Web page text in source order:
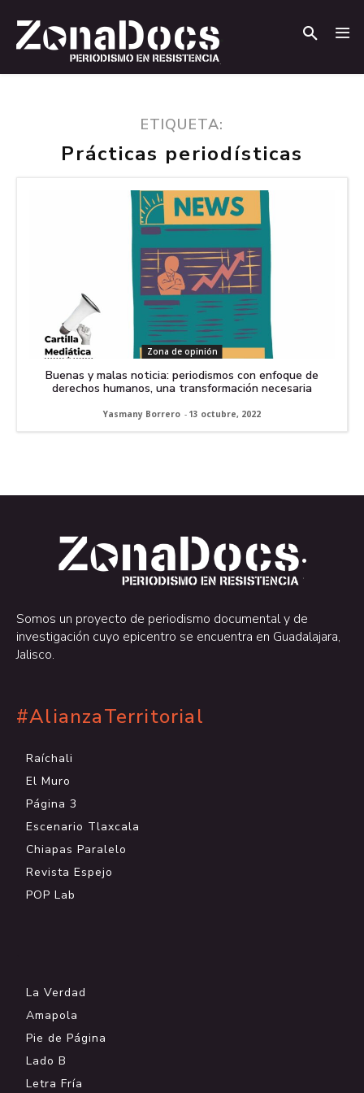
ETIQUETA:
Prácticas periodísticas
Zona de opinión
Buenas y malas noticia: periodismos con enfoque de
derechos humanos, una transformación necesaria
Yasmany Borrero - 13 octubre, 2022
.
.
Somos un proyecto de periodismo documental y de
investigación cuyo epicentro se encuentra en Guadalajara,
Jalisco.
#AlianzaTerritorial
Raíchali
El Muro
Página 3
Escenario Tlaxcala
Chiapas Paralelo
Revista Espejo
POP Lab
La Verdad
Amapola
Pie de Página
Lado B
Letra Fría